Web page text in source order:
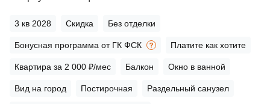
3 кв 2028 Скидка Без отделки
Бонусная программа от ГК ФСК Платите как хотите
Квартира за 2 000 ₽/мес Балкон Окно в ванной
Вид на город Постирочная Раздельный санузел